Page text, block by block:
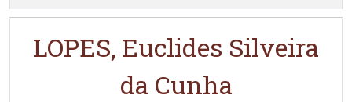
LOPES, Euclides Silveira
da Cunha